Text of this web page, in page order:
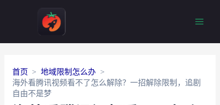
首页
地域限制怎么办
海外看腾讯视频看不了怎么解除？一招解除限制，追剧
自由不是梦